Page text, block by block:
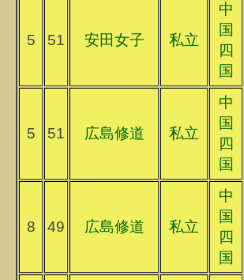
5 51 安田女子 私立
中
国
四
国
5 51 広島修道 私立
中
国
四
国
8 49 広島修道 私立
中
国
四
国